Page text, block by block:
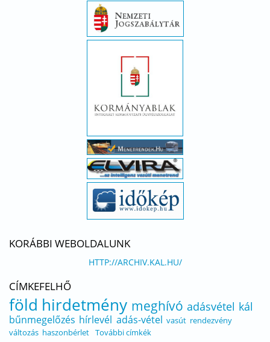
KORÁBBI WEBOLDALUNK
HTTP://ARCHIV.KAL.HU/
CÍMKEFELHŐ
föld hirdetmény meghívó adásvétel kál
bűnmegelőzés hírlevél adás-vétel vasút rendezvény
változás haszonbérlet További címkék